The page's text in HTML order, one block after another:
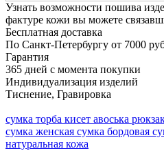
Узнать возможности пошива
фактуре кожи вы можете
Бесплатная доставка
По Санкт-Петербургу от 7000
Гарантия
365 дней с момента покупки
Индивидуализация изделий
Тиснение, Гравировка
сумка торба кисет авоська
сумка женская сумка бордовая
натуральная кожа